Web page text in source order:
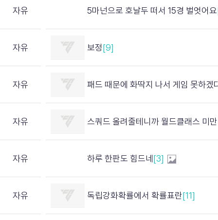
자유 5마넌으로 호날두 떠서 15경 벌엇어요
자유 보정[9]
자유 패드 때문에 화딱지 나서 게임 못하겠
자유 스쿼드 올려줄테니까 월드클래스 미만 댓글 달면 죽는
자유 하루 한판도 힘드네 [3]
자유 독립강화확률에서 확률표란[11]